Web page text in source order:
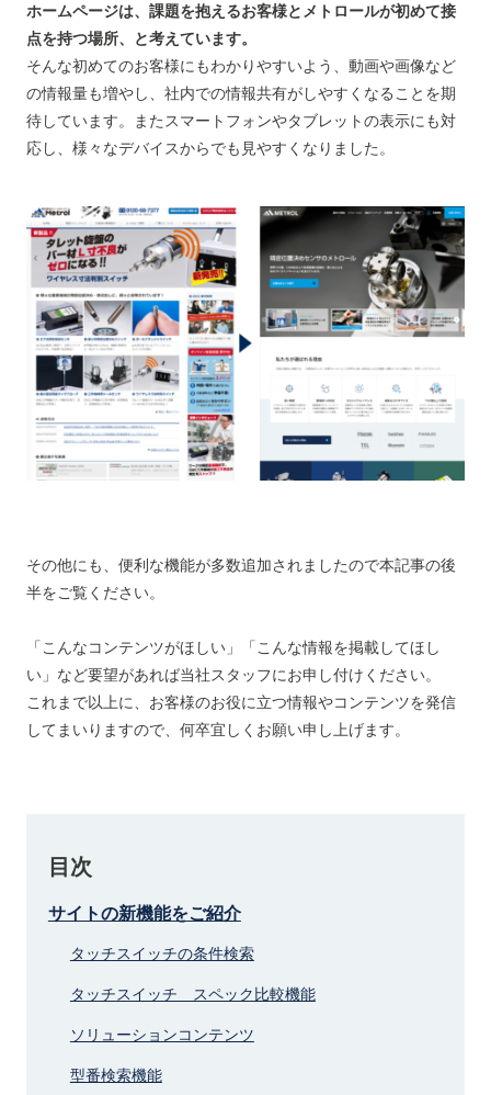
ホームページは、課題を抱えるお客様とメトロールが初めて接
点を持つ場所、と考えています。
そんな初めてのお客様にもわかりやすいよう、動画や画像など
の情報量も増やし、社内での情報共有がしやすくなることを期
待しています。またスマートフォンやタブレットの表示にも対
応し、様々なデバイスからでも見やすくなりました。
その他にも、便利な機能が多数追加されましたので本記事の後
半をご覧ください。
「こんなコンテンツがほしい」「こんな情報を掲載してほし
い」など要望があれば当社スタッフにお申し付けください。
これまで以上に、お客様のお役に立つ情報やコンテンツを発信
してまいりますので、何卒宜しくお願い申し上げます。
目次
サイトの新機能をご紹介
タッチスイッチの条件検索
タッチスイッチ スペック比較機能
ソリューションコンテンツ
型番検索機能